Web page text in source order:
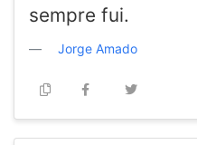
sempre fui.
Jorge Amado